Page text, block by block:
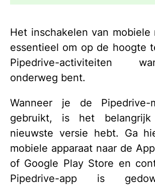
Het inschakelen van mobiele
essentieel om op de hoogte
Pipedrive-activiteiten
onderweg bent.
Wanneer je de Pipedrive-
gebruikt, is het
nieuwste versie hebt. Ga
mobiele apparaat naar de
of Google Play Store en
Pipedrive-app is